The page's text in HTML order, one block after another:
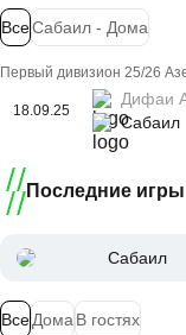
ВсеСабаил - Дома
Первый дивизион 25/26
18.09.25
Дифаи
Сабаил
Последние игры
Сабаил
ВсеДома В гостях